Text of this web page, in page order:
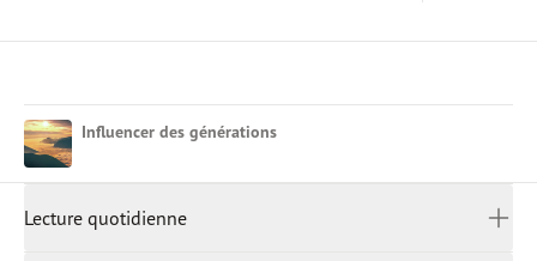
Influencer des générations
Lecture quotidienne